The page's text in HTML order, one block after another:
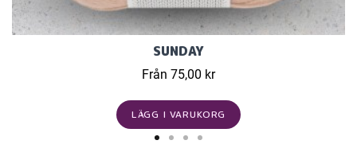
SUNDAY
Från 75,00 kr
LÄGG I VARUKORG